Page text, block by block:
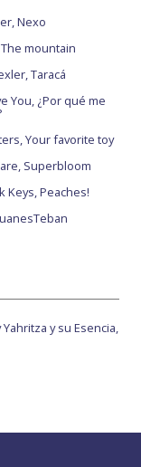
Nexo
mountain
Taracá
You, ¿Por qué me
Your favorite toy
Superbloom
Keys, Peaches!
Yahritza y su Esencia,